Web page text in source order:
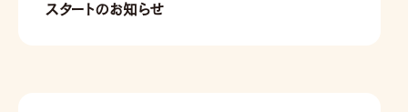
スタートのお知らせ